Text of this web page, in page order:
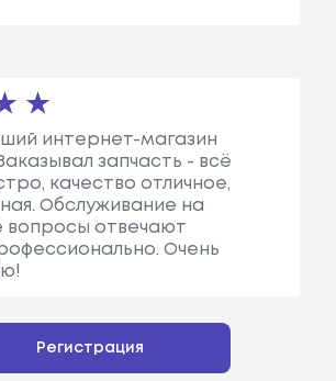
интернет-магазин
запчасть - всё
качество отличное,
Обслуживание на
вопросы отвечают
Очень
Регистрация